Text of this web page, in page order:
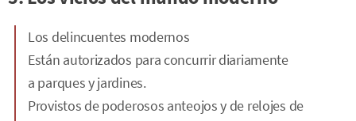
Los delincuentes modernos
Están autorizados para concurrir diariamente
a parques y jardines.
Provistos de poderosos anteojos y de relojes de